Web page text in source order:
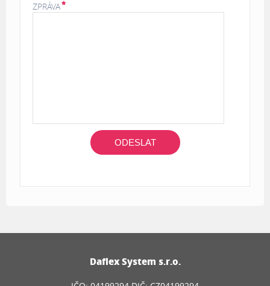
ZPRÁVA
ODESLAT
Daflex System s.r.o.